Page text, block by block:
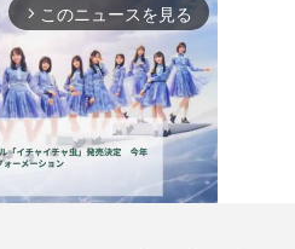
arrow_forward_ios このニュースを見る